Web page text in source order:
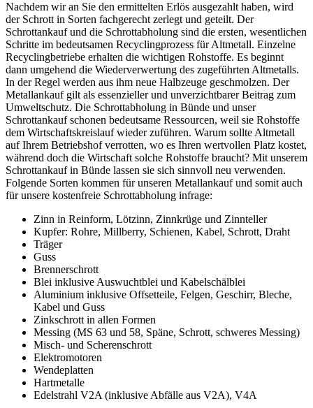
Nachdem wir an Sie den ermittelten Erlös ausgezahlt haben, wird
der Schrott in Sorten fachgerecht zerlegt und geteilt. Der
Schrottankauf und die Schrottabholung sind die ersten, wesentlichen
Schritte im bedeutsamen Recyclingprozess für Altmetall. Einzelne
Recyclingbetriebe erhalten die wichtigen Rohstoffe. Es beginnt
dann umgehend die Wiederverwertung des zugeführten Altmetalls.
In der Regel werden aus ihm neue Halbzeuge geschmolzen. Der
Metallankauf gilt als essenzieller und unverzichtbarer Beitrag zum
Umweltschutz. Die Schrottabholung in Bünde und unser
Schrottankauf schonen bedeutsame Ressourcen, weil sie Rohstoffe
dem Wirtschaftskreislauf wieder zuführen. Warum sollte Altmetall
auf Ihrem Betriebshof verrotten, wo es Ihren wertvollen Platz kostet,
während doch die Wirtschaft solche Rohstoffe braucht? Mit unserem
Schrottankauf in Bünde lassen sie sich sinnvoll neu verwenden.
Folgende Sorten kommen für unseren Metallankauf und somit auch
für unsere kostenfreie Schrottabholung infrage:
Zinn in Reinform, Lötzinn, Zinnkrüge und Zinnteller
Kupfer: Rohre, Millberry, Schienen, Kabel, Schrott, Draht
Träger
Guss
Brennerschrott
Blei inklusive Auswuchtblei und Kabelschälblei
Aluminium inklusive Offsetteile, Felgen, Geschirr, Bleche,
Kabel und Guss
Zinkschrott in allen Formen
Messing (MS 63 und 58, Späne, Schrott, schweres Messing)
Misch- und Scherenschrott
Elektromotoren
Wendeplatten
Hartmetalle
Edelstrahl V2A (inklusive Abfälle aus V2A), V4A